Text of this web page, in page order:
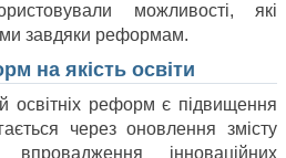
можливості, які
завдяки реформам.
на якість освіти
освітніх реформ є підвищення
через оновлення змісту
інноваційних